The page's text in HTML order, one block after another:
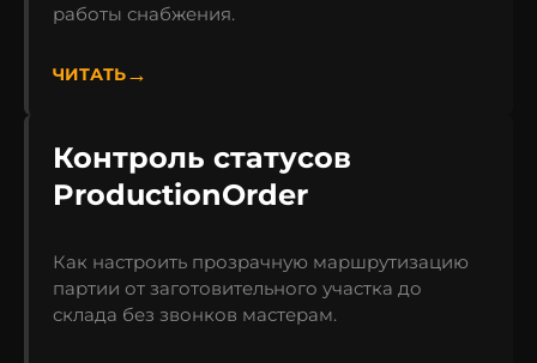
работы снабжения.
ЧИТАТЬ
Контроль статусов
ProductionOrder
Как настроить прозрачную маршрутизацию
партии от заготовительного участка до
склада без звонков мастерам.